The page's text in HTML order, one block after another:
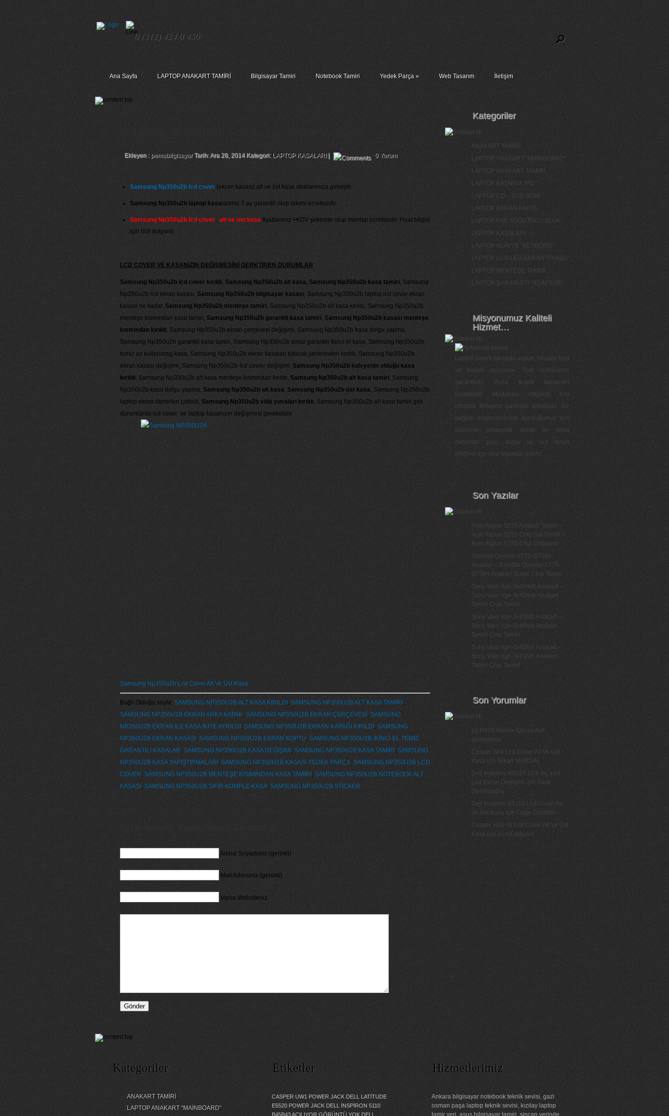
0 (312) 424 0 450
Ana Sayfa LAPTOP ANAKART TAMİRİ Bilgisayar Tamiri Notebook Tamiri Yedek Parça» Web Tasarım İletişim
Ekleyen : pemabilgisayarTarih: Ara 28, 2014 Kategori: LAPTOP KASALARI| 0 Yorum
Samsung Np350u2b lcd cover(ekran kasası) alt ve üst kasa stoklarımıza girmiştir.
Samsung Np350u2b laptop kasalarımız 3 ay garantili olup takımı ücretsizdir.
Samsung Np350u2b lcd cover, alt ve üst kasafiyatlarımız +KDV şeklinde olup montajı ücretsizdir. Fiyat bilgisi
için bizi arayınız.
LCD COVER VE KASANIZIN DEĞİŞMESİNİ GERKTİREN DURUMLAR
Samsung Np350u2b lcd cover kırıldı, Samsung Np350u2b alt kasa, Samsung Np350u2b kasa tamiri, Samsung
Np350u2b lcd ekran kasası, Samsung Np350u2b bilgisayar kasası, Samsung Np350u2b laptop lcd cover ekran
kasası ne kadar, Samsung Np350u2b menteşe tamiri, Samsung Np350u2b alt kasa kırıldı, Samsung Np350u2b
menteşe kısmından kasa tamiri, Samsung Np350u2b garantili kasa tamiri, Samsung Np350u2b kasası menteşe
kısmından kırıldı, Samsung Np350u2b ekran çerçevesi değişimi, Samsung Np350u2b kasa dolgu yapma,
Samsung Np350u2b garantili kasa tamiri, Samsung Np350u2b temiz garantili ikinci el kasa, Samsung Np350u2b
temiz az kullanılmış kasa, Samsung Np350u2b ekran kasaları tutacak yerlerinden kırıldı, Samsung Np350u2b
ekran kasası değişimi, Samsung Np350u2b lcd cower değişimi, Samsung Np350u2b kalvyenin olduğu kasa
kırıldı, Samsung Np350u2b alt kasa menteşe kısmından kırıldı, Samsung Np350u2b alt kasa tamiri, Samsung
Np350u2b kasa dolgu yapma, Samsung Np350u2b alt kasa, Samsung Np350u2b üst kasa, Samsung Np350u2b
laptop ekran demirleri çatladı, Samsung Np350u2b vida yuvaları kırıldı, Samsung Np350u2b alt kasa tamiri gibi
durumlarda lcd cover ve laptop kasanızın değişmesi gerekebilir.
Samsung Np350u2b Lcd Cover Alt Ve Üst Kasa
Bağlı Olduğu sayfa: SAMSUNG NP350U2B ALT KASA KIRILDI , SAMSUNG NP350U2B ALT KASA TAMİRİ ,
SAMSUNG NP350U2B EKRAN ARKA KAPAK, SAMSUNG NP350U2B EKRAN ÇERÇEVESİ , SAMSUNG
NP350U2B EKRAN İLE KASA İKİYE AYRILDI , SAMSUNG NP350U2B EKRAN KAPAĞI KIRILDI , SAMSUNG
NP350U2B EKRAN KASASI , SAMSUNG NP350U2B EKRAN KOPTU, SAMSUNG NP350U2B İKİNCİ EL TEMİZ
GARANTİLİ KASALAR, SAMSUNG NP350U2B KASA DEĞİŞİMİ , SAMSUNG NP350U2B KASA TAMİRİ , SAMSUNG
NP350U2B KASA YAPIŞTIRMALARI , SAMSUNG NP350U2B KASASI YEDEK PARÇA, SAMSUNG NP350U2B LCD
COVER, SAMSUNG NP350U2B MENTEŞE KISIMINDAN KASA TAMİRİ , SAMSUNG NP350U2B NOTEBOOK ALT
KASASI , SAMSUNG NP350U2B SIFIR KOMPLE KASA, SAMSUNG NP350U2B STİCKER
Adınız Soyadonız (gerekli)
Mail Adresiniz (gerekli)
Varsa Websiteniz
Kategoriler
ANAKART TAMİRİ
LAPTOP ANAKART "MAİNBOARD"
LAPTOP ANAKART TAMİRİ
LAPTOP BATARYA "PİL"
LAPTOP CD – DVD ROM
LAPTOP EKRAN KARTI
LAPTOP FAN SOĞUTUCU BLOK
LAPTOP KASALARI
LAPTOP KLAVYE "KEYBORD"
LAPTOP LCD LED EKRAN "PANEL"
LAPTOP MENTEŞE TAKIMI
LAPTOP ŞARJ ALETİ "ADAPTÖR"
Misyonumuz Kaliteli
Hizmet…
Laptop yedek parçada uygun, hesaplı fiyat
ve kaliteli malzeme. Tüm ürünlerimiz
garantilidir. Arıza tespiti tamamen
ücretsizdir. Müdahale ettiğimiz tüm
cihazlar firmamız garantisi altındadır. Siz
değerli müşterilerimize sunduğumuz tüm
ürünlerin arkasında duran bir firma
olmaktan gurur duyar ve bizi tercih
ettiğiniz için size teşekkür ederiz...
Son Yazılar
Acer Aspire 5235 Anakart Tamiri –
Acer Aspire 5235 Chip Set Tamiri –
Acer Aspire 5235 Chip Değişimi
Toshiba Qosmio X775-Q7384
Anakart – Toshiba Qosmio X775-
Q7384 Anakart Tamiri Chip Tamiri
Sony Vaio Vgn-Sr45m/b Anakart –
Sony Vaio Vgn-Sr45m/b Anakart
Tamiri Chip Tamiri
Sony Vaio Vgn-Sr45h/p Anakart –
Sony Vaio Vgn-Sr45h/p Anakart
Tamiri Chip Tamiri
Sony Vaio Vgn-Sr45h/n Anakart –
Sony Vaio Vgn-Sr45h/n Anakart
Tamiri Chip Tamiri
Son Yorumlar
Lg R400 Klavye için
şevket
güneykaya
Casper Tw8 Lcd Cover Alt Ve Üst
Kasa
için
Erkan MURSAL
Dell Inspiron N5010 15.6 İnç Lcd
Led Ekran Değişimi
Suat
Demircioğlu
Dell İnspiron N5110 Lcd Cover Alt
Ve Üst Kasa
için
Özge Özdemir
Casper H36 Ati Lcd Cover Alt Ve Üst
Kasa
için yusuf akbulut
Kategoriler
ANAKART TAMİRİ
LAPTOP ANAKART “MAİNBOARD”
Etiketler
CASPER UW1 POWER JACK DELL LATİTUDE
E5520 POWER JACK DELL İNSPİRON 5110
B45B43 AÇILIYOR GÖRÜNTÜ YOK DELL
Hizmetlerimiz
Ankara bilgisayar notebook teknik sevisi, gazi
osman paşa laptop teknik sevisi, kızılay laptop